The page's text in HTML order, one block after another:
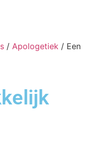
/ Apologetiek / Een